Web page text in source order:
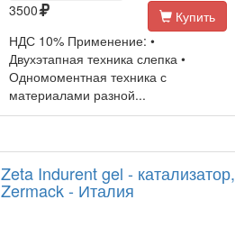
3500
Купить
НДС 10% Применение: •
Двухэтапная техника слепка •
Одномоментная техника с
материалами разной...
Zeta Indurent gel - катализатор,
Zermack - Италия